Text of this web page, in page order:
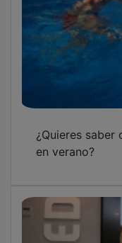
La UNED
marginalidad
y nobles en su